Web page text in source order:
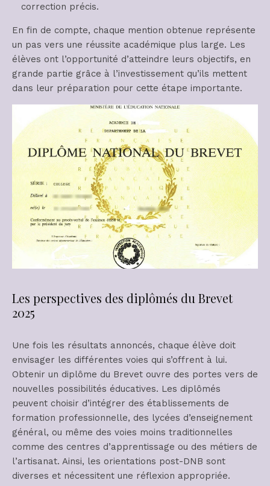
correction précis.
En fin de compte, chaque mention obtenue représente
un pas vers une réussite académique plus large. Les
élèves ont l’opportunité d’atteindre leurs objectifs, en
grande partie grâce à l’investissement qu’ils mettent
dans leur préparation pour cette étape importante.
Les perspectives des diplômés du Brevet
2025
Une fois les résultats annoncés, chaque élève doit
envisager les différentes voies qui s’offrent à lui.
Obtenir un diplôme du Brevet ouvre des portes vers de
nouvelles possibilités éducatives. Les diplômés
peuvent choisir d’intégrer des établissements de
formation professionnelle, des lycées d’enseignement
général, ou même des voies moins traditionnelles
comme des centres d’apprentissage ou des métiers de
l’artisanat. Ainsi, les orientations post-DNB sont
diverses et nécessitent une réflexion appropriée.